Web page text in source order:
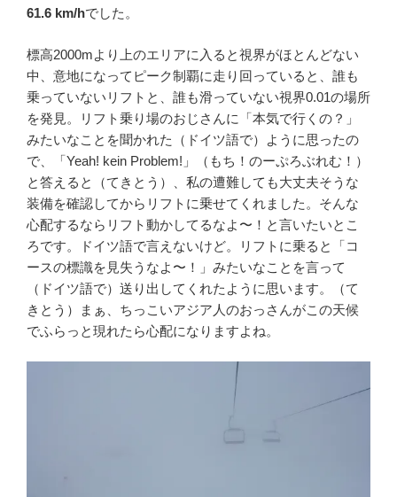
61.6 km/hでした。
標高2000mより上のエリアに入ると視界がほとんどない
中、意地になってピーク制覇に走り回っていると、誰も
乗っていないリフトと、誰も滑っていない視界0.01の場所
を発見。リフト乗り場のおじさんに「本気で行くの？」
みたいなことを聞かれた（ドイツ語で）ように思ったの
で、「Yeah! kein Problem!」（もち！のーぷろぶれむ！）
と答えると（てきとう）、私の遭難しても大丈夫そうな
装備を確認してからリフトに乗せてくれました。そんな
心配するならリフト動かしてるなよ〜！と言いたいとこ
ろです。ドイツ語で言えないけど。リフトに乗ると「コ
ースの標識を見失うなよ〜！」みたいなことを言って
（ドイツ語で）送り出してくれたように思います。（て
きとう）まぁ、ちっこいアジア人のおっさんがこの天候
でふらっと現れたら心配になりますよね。